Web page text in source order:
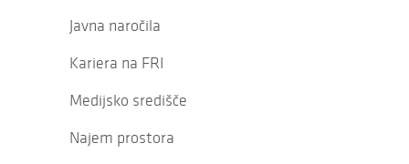
Javna naročila
Kariera na FRI
Medijsko središče
Najem prostora